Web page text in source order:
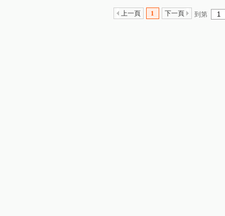
上一頁 1 下一頁 到第